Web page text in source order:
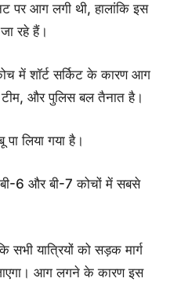
पर आग लगी थी, हालांकि इस
रहे हैं।
में शॉर्ट सर्किट के कारण आग
और पुलिस बल तैनात है।
लिया गया है।
6 और बी-7 कोचों में सबसे
सभी यात्रियों को सड़क मार्ग
आग लगने के कारण इस